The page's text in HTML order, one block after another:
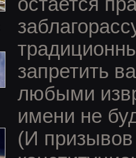
запретить
любыми
имени не
(И